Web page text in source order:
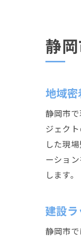
静
地域
静岡市
ジェク
した現
ーショ
します。
建設
静岡市